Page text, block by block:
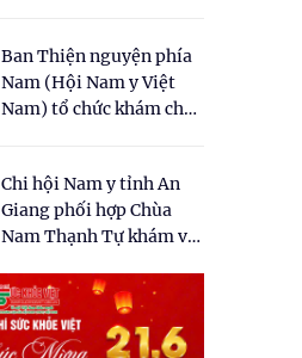
Ban Thiện nguyện phía
Nam (Hội Nam y Việt
Nam) tổ chức khám chữa
dân tại xã Tân Tập
Chi hội Nam y tỉnh An
Giang phối hợp Chùa
Nam Thạnh Tự khám và
nhân dân